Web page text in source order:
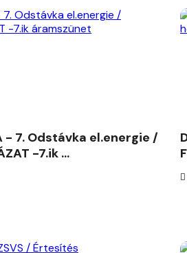
- 7. Odstávka el.energie /
-7.ik ...